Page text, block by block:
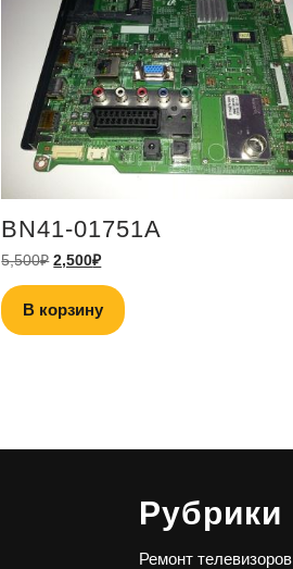
BN41-01751A
5,500₽ 2,500₽
В корзину
Рубрики
Ремонт телевизоров